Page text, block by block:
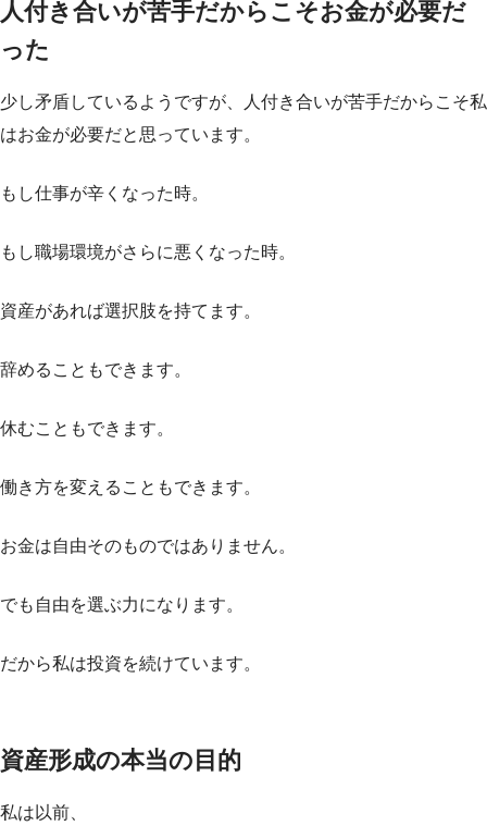
人付き合いが苦手だからこそお金が必要だ
った
少し矛盾しているようですが、人付き合いが苦手だからこそ私
はお金が必要だと思っています。
もし仕事が辛くなった時。
もし職場環境がさらに悪くなった時。
資産があれば選択肢を持てます。
辞めることもできます。
休むこともできます。
働き方を変えることもできます。
お金は自由そのものではありません。
でも自由を選ぶ力になります。
だから私は投資を続けています。
資産形成の本当の目的
私は以前、